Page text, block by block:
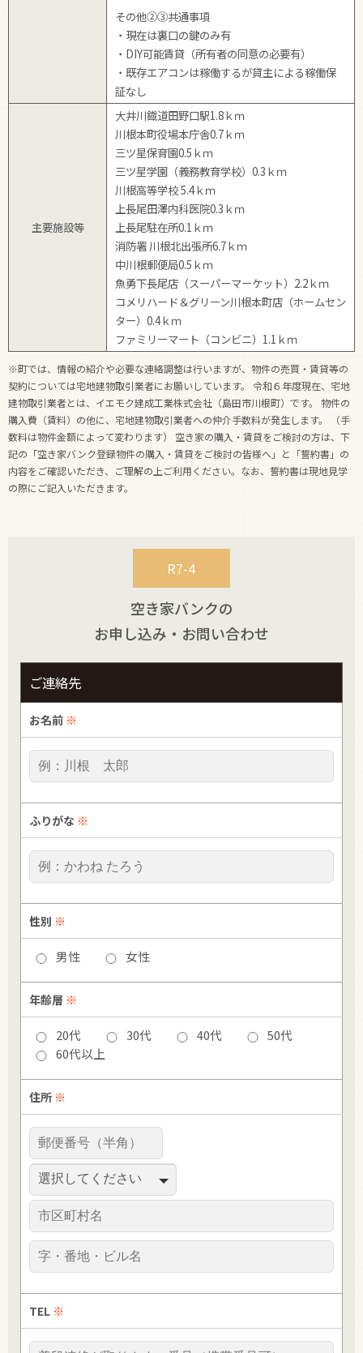
その他②③共通事項
・現在は裏口の鍵のみ有
・DIY可能賃貸（所有者の同意の必要有）
・既存エアコンは稼働するが貸主による稼働保
証なし
主要施設等
大井川鐡道田野口駅1.8ｋｍ
川根本町役場本庁舎0.7ｋｍ
三ツ星保育園0.5ｋｍ
三ツ星学園（義務教育学校）0.3ｋｍ
川根高等学校 5.4ｋｍ
上長尾田澤内科医院0.3ｋｍ
上長尾駐在所0.1ｋｍ
消防署 川根北出張所6.7ｋｍ
中川根郵便局0.5ｋｍ
魚勇下長尾店（スーパーマーケット）2.2ｋｍ
コメリハード＆グリーン川根本町店（ホームセン
ター）0.4ｋｍ
ファミリーマート（コンビニ）1.1ｋｍ
※町では、情報の紹介や必要な連絡調整は行いますが、物件の売買・賃貸等の
契約については宅地建物取引業者にお願いしています。 令和６年度現在、宅地
建物取引業者とは、イエモク建成工業株式会社（島田市川根町）です。 物件の
購入費（賃料）の他に、宅地建物取引業者への仲介手数料が発生します。 （手
数料は物件金額によって変わります） 空き家の購入・賃貸をご検討の方は、下
記の「空き家バンク登録物件の購入・賃貸をご検討の皆様へ」と「誓約書」の
内容をご確認いただき、ご理解の上ご利用ください。なお、誓約書は現地見学
の際にご記入いただきます。
R7-4
空き家バンクの
お申し込み・お問い合わせ
ご連絡先
お名前 ※
ふりがな ※
性別 ※
男性 女性
年齢層 ※
20代 30代 40代
50代
60代以上
住所 ※
TEL ※